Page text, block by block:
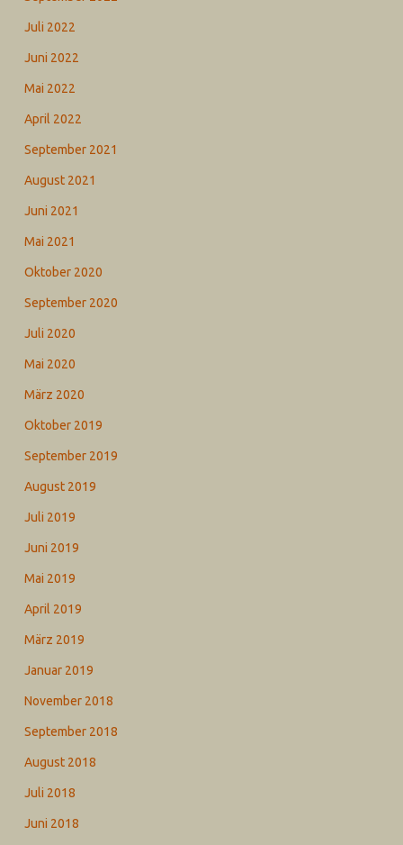
Juli 2022
Juni 2022
Mai 2022
April 2022
September 2021
August 2021
Juni 2021
Mai 2021
Oktober 2020
September 2020
Juli 2020
Mai 2020
März 2020
Oktober 2019
September 2019
August 2019
Juli 2019
Juni 2019
Mai 2019
April 2019
März 2019
Januar 2019
November 2018
September 2018
August 2018
Juli 2018
Juni 2018